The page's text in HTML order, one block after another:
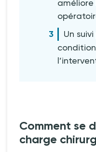
Un
Comment se
charge